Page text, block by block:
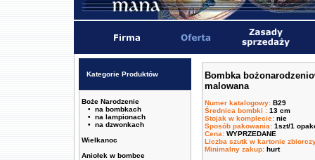
Kategorie Produktów
Boże Narodzenie
• na bombkach
• na lampionach
• na dzwonkach
Wielkanoc
Aniołek w bombce
Bombka
malowana
Numer katalogowy: B29
Średnica bombki : 13 cm
Stojak w komplecie: nie
Sposób pakowania: 1szt/1
Cena: WYPRZEDANE
Liczba szutk w kartonie
Minimalny zakup: hurt